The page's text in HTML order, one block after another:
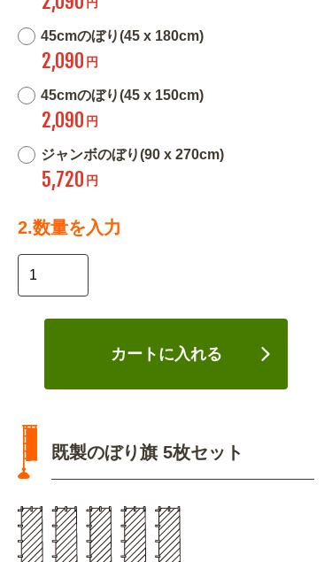
45cmのぼり(45 x 180cm)
2,090 円
45cmのぼり(45 x 150cm)
2,090 円
ジャンボのぼり(90 x 270cm)
5,720 円
2.数量を入力
カートに入れる
既製のぼり旗 5枚セット